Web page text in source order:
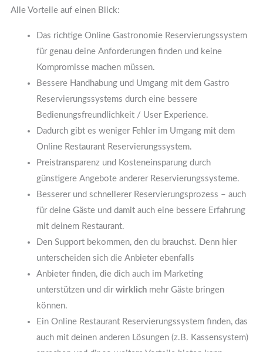
Alle Vorteile auf einen Blick:
Das richtige Online Gastronomie Reservierungssystem
für genau deine Anforderungen finden und keine
Kompromisse machen müssen.
Bessere Handhabung und Umgang mit dem Gastro
Reservierungssystems durch eine bessere
Bedienungsfreundlichkeit / User Experience.
Dadurch gibt es weniger Fehler im Umgang mit dem
Online Restaurant Reservierungssystem.
Preistransparenz und Kosteneinsparung durch
günstigere Angebote anderer Reservierungssysteme.
Besserer und schnellerer Reservierungsprozess – auch
für deine Gäste und damit auch eine bessere Erfahrung
mit deinem Restaurant.
Den Support bekommen, den du brauchst. Denn hier
unterscheiden sich die Anbieter ebenfalls
Anbieter finden, die dich auch im Marketing
unterstützen und dir wirklich mehr Gäste bringen
können.
Ein Online Restaurant Reservierungssystem finden, das
auch mit deinen anderen Lösungen (z.B. Kassensystem)